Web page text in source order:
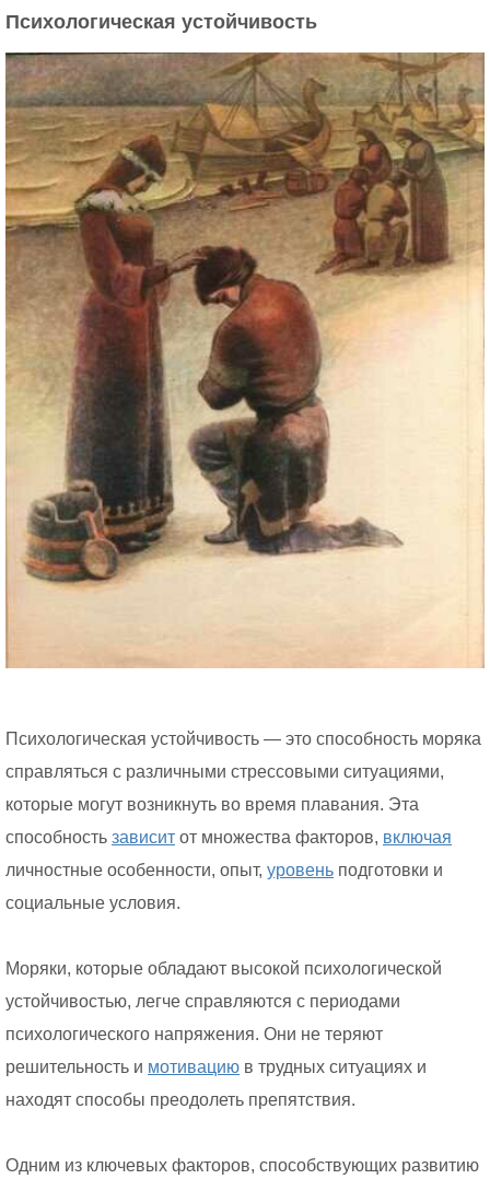
Психологическая устойчивость
Психологическая устойчивость — это способность моряка
справляться с различными стрессовыми ситуациями,
которые могут возникнуть во время плавания. Эта
способность зависит от множества факторов, включая
личностные особенности, опыт, уровень подготовки и
социальные условия.
Моряки, которые обладают высокой психологической
устойчивостью, легче справляются с периодами
психологического напряжения. Они не теряют
решительность и мотивацию в трудных ситуациях и
находят способы преодолеть препятствия.
Одним из ключевых факторов, способствующих развитию